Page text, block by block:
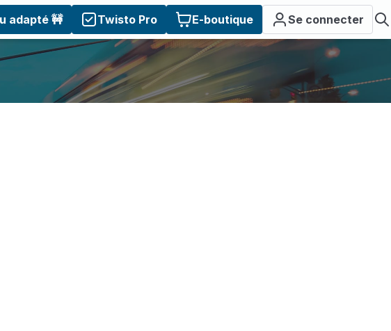
adapté 🚧 Twisto Pro E-boutique Se connecter